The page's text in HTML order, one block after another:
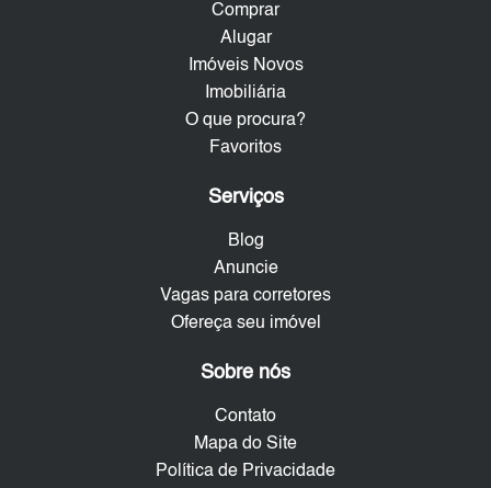
Comprar
Alugar
Imóveis Novos
Imobiliária
O que procura?
Favoritos
Serviços
Blog
Anuncie
Vagas para corretores
Ofereça seu imóvel
Sobre nós
Contato
Mapa do Site
Política de Privacidade